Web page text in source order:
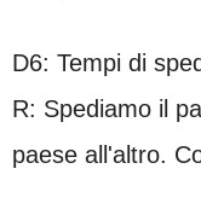
D6: Tempi di
R: Spediamo il
paese all'altro.